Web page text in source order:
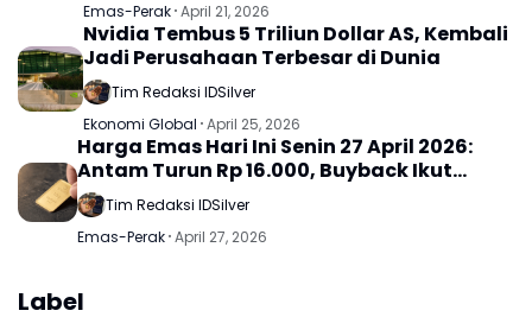
Emas-Perak April 21, 2026
Nvidia Tembus 5 Triliun Dollar AS, Kembali
Jadi Perusahaan Terbesar di Dunia
Tim Redaksi IDSilver
Ekonomi Global April 25, 2026
Harga Emas Hari Ini Senin 27 April 2026:
Antam Turun Rp 16.000, Buyback Ikut
Melemah
Tim Redaksi IDSilver
Emas-Perak April 27, 2026
Label